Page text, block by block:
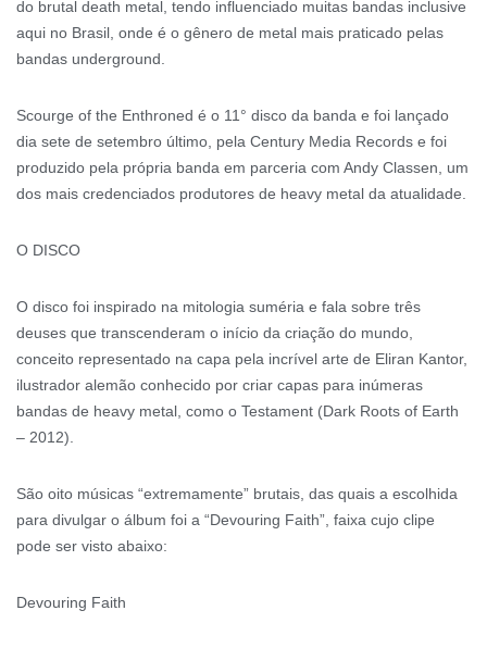
do brutal death metal, tendo influenciado muitas bandas inclusive
aqui no Brasil, onde é o gênero de metal mais praticado pelas
bandas underground.
Scourge of the Enthroned é o 11° disco da banda e foi lançado
dia sete de setembro último, pela Century Media Records e foi
produzido pela própria banda em parceria com Andy Classen, um
dos mais credenciados produtores de heavy metal da atualidade.
O DISCO
O disco foi inspirado na mitologia suméria e fala sobre três
deuses que transcenderam o início da criação do mundo,
conceito representado na capa pela incrível arte de Eliran Kantor,
ilustrador alemão conhecido por criar capas para inúmeras
bandas de heavy metal, como o Testament (Dark Roots of Earth
– 2012).
São oito músicas “extremamente” brutais, das quais a escolhida
para divulgar o álbum foi a “Devouring Faith”, faixa cujo clipe
pode ser visto abaixo:
Devouring Faith